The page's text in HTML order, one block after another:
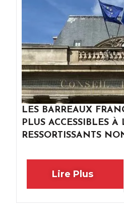
LES BARREAUX
PLUS ACCESSIBLES
RESSORTISSANTS
Lire Plus